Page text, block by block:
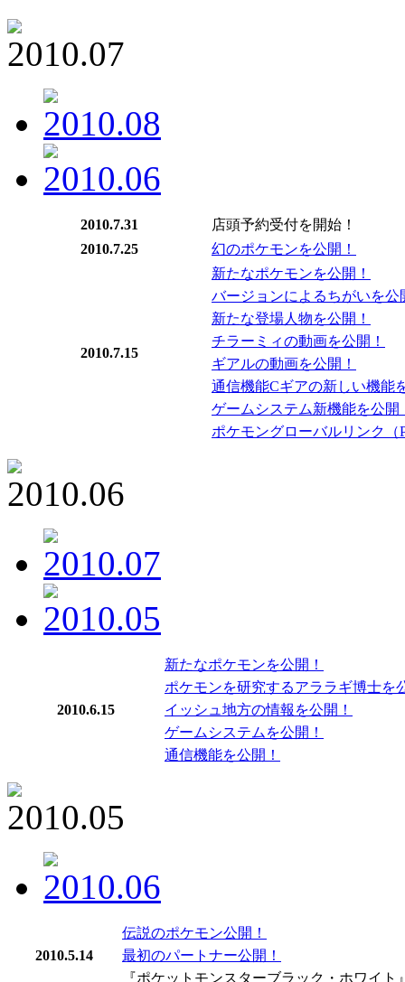
2010.7.31
店頭予約受付を開始！
2010.7.25
幻のポケモンを公開！
2010.7.15
新たなポケモンを公開！
バージョンによるちがいを公
新たな登場人物を公開！
チラーミィの動画を公開！
ギアルの動画を公開！
通信機能Cギアの新しい機能
ゲームシステム新機能を公開
ポケモングローバルリンク（
2010.6.15
新たなポケモンを公開！
ポケモンを研究するアララギ博士を
イッシュ地方の情報を公開！
ゲームシステムを公開！
通信機能を公開！
2010.5.14
伝説のポケモン公開！
最初のパートナー公開！
『ポケットモンスターブラック・ホワイト